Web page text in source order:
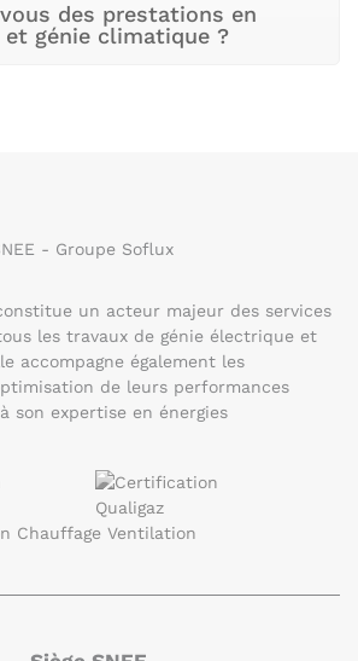
des prestations en
et génie climatique ?
un acteur majeur des services
les travaux de génie électrique et
accompagne également les
de leurs performances
son expertise en énergies